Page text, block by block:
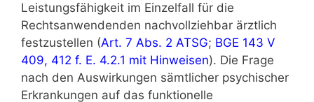
Leistungsfähigkeit im Einzelfall für die
Rechtsanwendenden nachvollziehbar ärztlich
festzustellen (Art. 7 Abs. 2 ATSG; BGE 143 V
409, 412 f. E. 4.2.1 mit Hinweisen). Die Frage
nach den Auswirkungen sämtlicher psychischer
Erkrankungen auf das funktionelle